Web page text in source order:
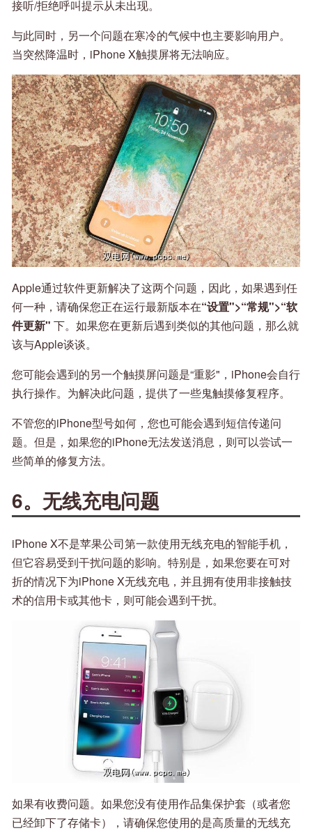
接听/拒绝呼叫提示从未出现。
与此同时，另一个问题在寒冷的气候中也主要影响用户。
当突然降温时，iPhone X触摸屏将无法响应。
Apple通过软件更新解决了这两个问题，因此，如果遇到任
何一种，请确保您正在运行最新版本在“设置">“常规">“软
件更新" 下。如果您在更新后遇到类似的其他问题，那么就
该与Apple谈谈。
您可能会遇到的另一个触摸屏问题是“重影"，iPhone会自行
执行操作。为解决此问题，提供了一些鬼触摸修复程序。
不管您的iPhone型号如何，您也可能会遇到短信传递问
题。但是，如果您的iPhone无法发送消息，则可以尝试一
些简单的修复方法。
6。无线充电问题
iPhone X不是苹果公司第一款使用无线充电的智能手机，
但它容易受到干扰问题的影响。特别是，如果您要在可对
折的情况下为iPhone X无线充电，并且拥有使用非接触技
术的信用卡或其他卡，则可能会遇到干扰。
如果有收费问题。如果您没有使用作品集保护套（或者您
已经卸下了存储卡），请确保您使用的是高质量的无线充